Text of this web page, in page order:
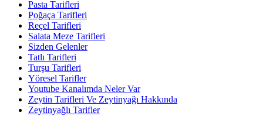
Pasta Tarifleri
Poğaça Tarifleri
Reçel Tarifleri
Salata Meze Tarifleri
Sizden Gelenler
Tatlı Tarifleri
Turşu Tarifleri
Yöresel Tarifler
Youtube Kanalımda Neler Var
Zeytin Tarifleri Ve Zeytinyağı Hakkında
Zeytinyağlı Tarifler